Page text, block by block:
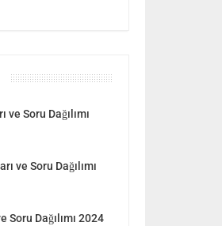
ve Soru Dağılımı
ve Soru Dağılımı
Soru Dağılımı 2024